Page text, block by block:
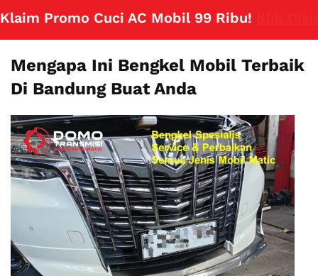
Promo Cuci AC Mobil 99 Ribu!Klik Disini
Mengapa Ini Bengkel Mobil Terbaik
Di Bandung Buat Anda